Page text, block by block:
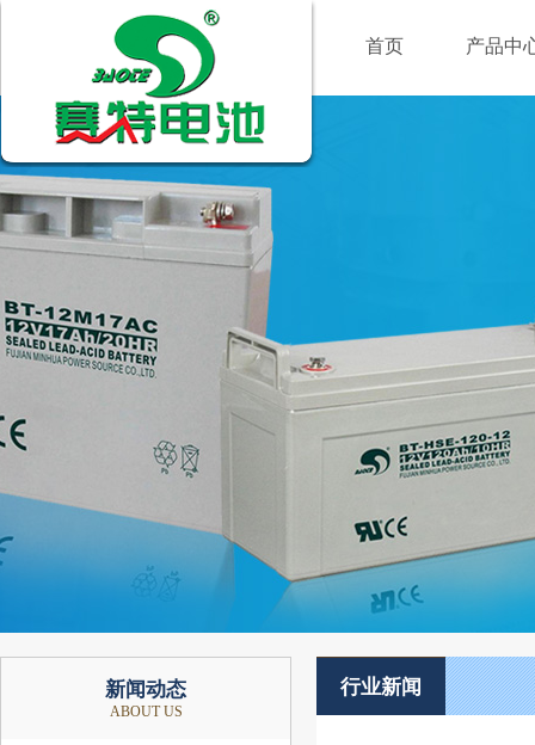
首页 产品中
新闻动态
ABOUT US
行业新闻